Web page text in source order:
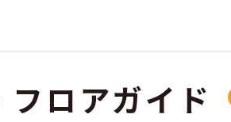
ロアガイド